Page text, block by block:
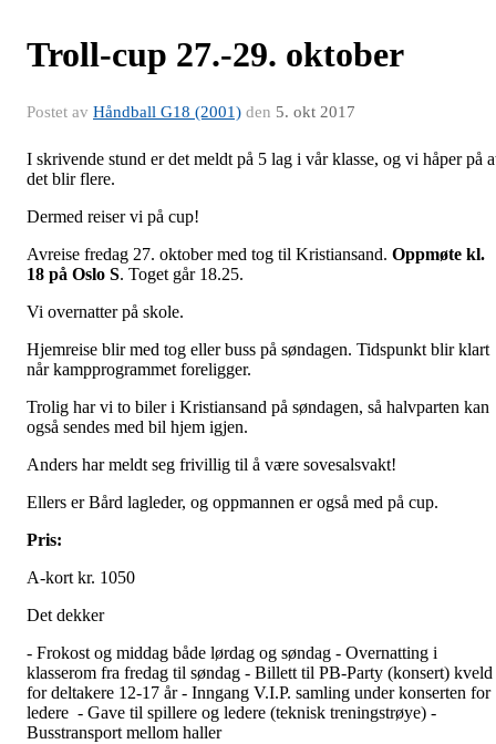
Troll-cup 27.-29. oktober
Postet av Håndball G18 (2001) den 5. okt 2017
I skrivende stund er det meldt på 5 lag i vår klasse, og vi håper på
det blir flere.
Dermed reiser vi på cup!
Avreise fredag 27. oktober med tog til Kristiansand. Oppmøte kl.
18 på Oslo S. Toget går 18.25.
Vi overnatter på skole.
Hjemreise blir med tog eller buss på søndagen. Tidspunkt blir klart
når kampprogrammet foreligger.
Trolig har vi to biler i Kristiansand på søndagen, så halvparten kan
også sendes med bil hjem igjen.
Anders har meldt seg frivillig til å være sovesalsvakt!
Ellers er Bård lagleder, og oppmannen er også med på cup.
Pris:
A-kort kr. 1050
Det dekker
- Frokost og middag både lørdag og søndag - Overnatting i
klasserom fra fredag til søndag - Billett til PB-Party (konsert) kveld
for deltakere 12-17 år - Inngang V.I.P. samling under konserten for
ledere - Gave til spillere og ledere (teknisk treningstrøye) -
Busstransport mellom haller